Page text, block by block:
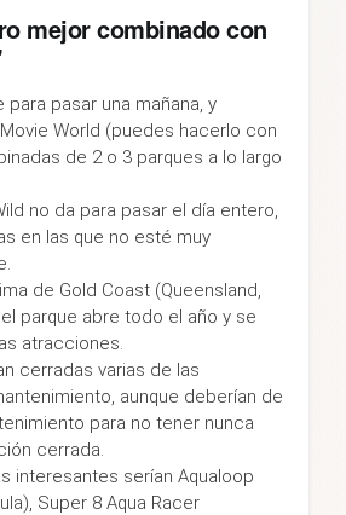
mejor combinado con
para pasar una mañana, y
World (puedes hacerlo con
de 2 o 3 parques a lo largo
no da para pasar el día entero,
en las que no esté muy
de Gold Coast (Queensland,
parque abre todo el año y se
atracciones.
cerradas varias de las
aunque deberían de
para no tener nunca
cerrada.
interesantes serían Aqualoop
Super 8 Aqua Racer